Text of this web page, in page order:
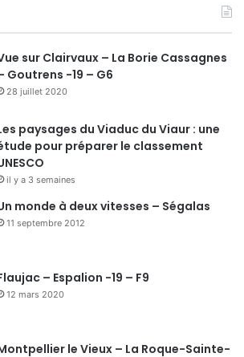
sur Clairvaux – La Borie Cassagnes
Goutrens -19 – G6
28 juillet 2020
paysages du Viaduc du Viaur : une
pour préparer le classement
il y a 3 semaines
monde à deux vitesses – Ségalas
11 septembre 2012
– Espalion -19 – F9
12 mars 2020
le Vieux – La Roque-Sainte-